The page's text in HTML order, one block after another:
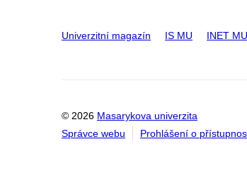
Univerzitní magazín IS MU INET MU
© 2026 Masarykova univerzita
Správce webu
Prohlášení o